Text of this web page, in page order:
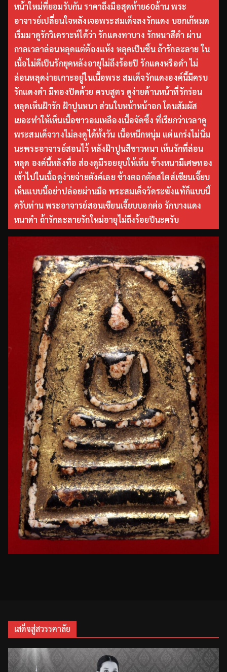
หน้าใหม่ที่ยอมรับกัน ราคาถึงมือสุดท้าย60ล้าน พระ
อาจารย์เปลี่ยนใจหลังเจอพระสมเด็จลงรักแดง บอกเก๊หมด
เริ่มมาดูรักวิเคราะห์ได้ว่า รักแดงทาบาง รักหนาสีดำ ผ่าน
กาลเวลาล่อนหลุดแต่ต้องแห้ง หลุดเป็นชิ้น ถ้ารักละลาย ใน
เนื้อไม่ดีเป็นรักยุคหลังอายุไม่ถึงร้อยปี รักแดงหรือดำ ไม่
ล่อนหลุดง่ายเกาะอยู่ในเนื้อพระ สมเด็จรักแดงองค์นี้มีครบ
รักแดงดำ มีทองปิดด้วย ครบสูตร ดูง่ายด้านหน้าที่รักร่อน
หลุดเห็นฝ้ารัก ฝ้าปูนหนา ส่วนใบหน้าหน้าอก โดนสัมผัส
เยอะทำให้เห็นเนื้อขาวอมเหลืองเนื้อจัดซึ้ง ที่เรียกว่าเวลาดู
พระสมเด็จวางไม่ลงดูได้ทั้งวัน เนื้อหนึกหนุ่ม แต่แกร่งไม่นิ่ม
นะพระอาจารย์สอนไว้ หลังฝ้าปูนสีขาวหนา เห็นรักที่ล่อน
หลุด องค์นี้หลังทื่อ ส่องดูมีรอยยุบให้เห็น ข้างหนามีเศษทอง
เข้าไปในเนื้อดูง่ายจ่ายตังค์เลย ข้างตอกตัดสไตส์เซียนเจี๊ยบ
เห็นแบบนี้อย่าปล่อยผ่านมือ พระสมเด็จวัดระฆังแท้ก็แบบนี้
ครับท่าน พระอาจารย์สอนเซียนเจี๊ยบบอกต่อ รักบางแดง
หนาดำ ถ้ารักละลายรักใหม่อายุไม่ถึงร้อยปีนะครับ
เสด็จสู่สวรรคาลัย